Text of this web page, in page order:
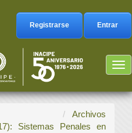
Registrarse Entrar
Archivos
Sistemas Penales en